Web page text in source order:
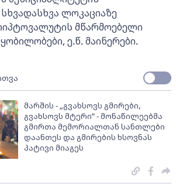
ლოკაციაზე
მწარმოებელი
ე.წ. მაინერები.
მარშის - „გვახსოვს გმირები,
გვახსოვს მტერი” - მონაწილეებმა
გმირთა მემორიალთან სანთლები
დაანთეს და გმირების ხსოვნას
პატივი მიაგეს